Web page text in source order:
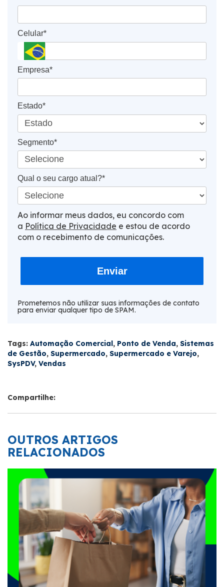
Celular*
Empresa*
Estado*
Segmento*
Qual o seu cargo atual?*
Ao informar meus dados, eu concordo com
a Política de Privacidade e estou de acordo
com o recebimento de comunicações.
Enviar
Prometemos não utilizar suas informações de contato
para enviar qualquer tipo de SPAM.
Tags: Automação Comercial, Ponto de Venda, Sistemas
de Gestão, Supermercado, Supermercado e Varejo,
SysPDV, Vendas
Compartilhe:
OUTROS ARTIGOS
RELACIONADOS